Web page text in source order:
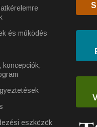
és működés
koncepciók,
eszközök